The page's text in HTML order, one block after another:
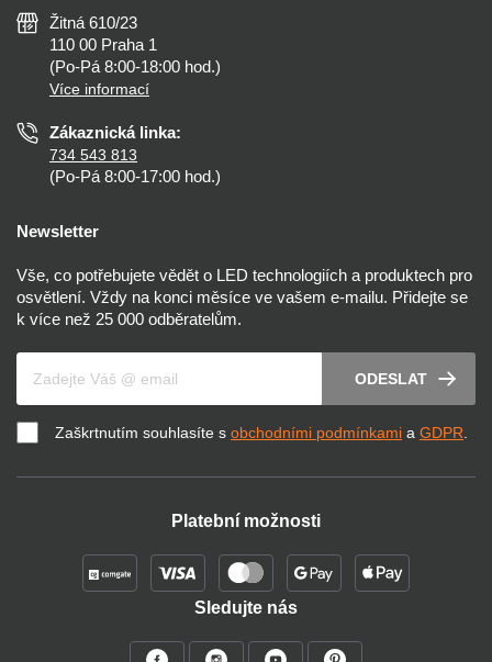
Nejčastější dotazy
Než koupíte
Osvětlení dle místnosti
Zásady ochrany soukromí
Nastavení cookies
Prohlášení o přístupnosti
Žitná 610/23
110 00 Praha 1
(Po-Pá 8:00-18:00 hod.)
Více informací
Zákaznická linka:
734 543 813
(Po-Pá 8:00-17:00 hod.)
Newsletter
Vše, co potřebujete vědět o LED technologiích a produktech pro
osvětlení. Vždy na konci měsíce ve vašem e-mailu. Přidejte se
k více než 25 000 odběratelům.
ODESLAT
Zaškrtnutím souhlasíte s obchodními podmínkami a GDPR.
Platební možnosti
Sledujte nás